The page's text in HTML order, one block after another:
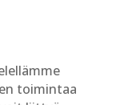
toimintaa